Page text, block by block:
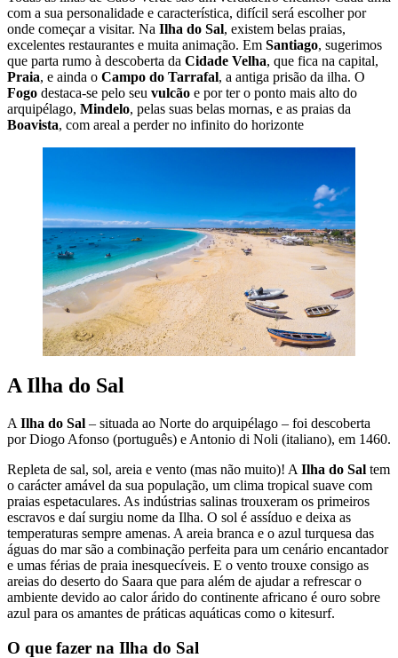
com a sua personalidade e característica, difícil será escolher por
onde começar a visitar. Na Ilha do Sal, existem belas praias,
excelentes restaurantes e muita animação. Em Santiago, sugerimos
que parta rumo à descoberta da Cidade Velha, que fica na capital,
Praia, e ainda o Campo do Tarrafal, a antiga prisão da ilha. O
Fogo destaca-se pelo seu vulcão e por ter o ponto mais alto do
arquipélago, Mindelo, pelas suas belas mornas, e as praias da
Boavista, com areal a perder no infinito do horizonte
A Ilha do Sal
A Ilha do Sal – situada ao Norte do arquipélago – foi descoberta
por Diogo Afonso (português) e Antonio di Noli (italiano), em 1460.
Repleta de sal, sol, areia e vento (mas não muito)! A Ilha do Sal tem
o carácter amável da sua população, um clima tropical suave com
praias espetaculares. As indústrias salinas trouxeram os primeiros
escravos e daí surgiu nome da Ilha. O sol é assíduo e deixa as
temperaturas sempre amenas. A areia branca e o azul turquesa das
águas do mar são a combinação perfeita para um cenário encantador
e umas férias de praia inesquecíveis. E o vento trouxe consigo as
areias do deserto do Saara que para além de ajudar a refrescar o
ambiente devido ao calor árido do continente africano é ouro sobre
azul para os amantes de práticas aquáticas como o kitesurf.
O que fazer na Ilha do Sal